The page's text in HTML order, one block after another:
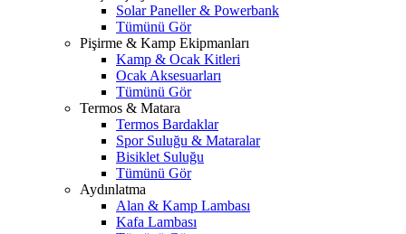
Solar Paneller & Powerbank
Tümünü Gör
Pişirme & Kamp Ekipmanları
Kamp & Ocak Kitleri
Ocak Aksesuarları
Tümünü Gör
Termos & Matara
Termos Bardaklar
Spor Suluğu & Mataralar
Bisiklet Suluğu
Tümünü Gör
Aydınlatma
Alan & Kamp Lambası
Kafa Lambası